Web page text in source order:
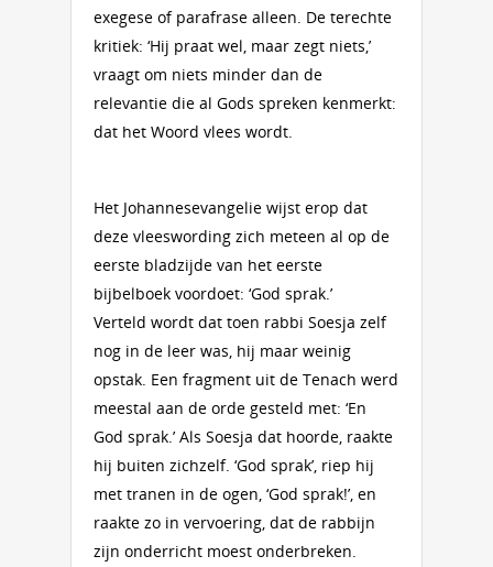
exegese of parafrase alleen. De terechte
kritiek: ‘Hij praat wel, maar zegt niets,’
vraagt om niets minder dan de
relevantie die al Gods spreken kenmerkt:
dat het Woord vlees wordt.
Het Johannesevangelie wijst erop dat
deze vleeswording zich meteen al op de
eerste bladzijde van het eerste
bijbelboek voordoet: ‘God sprak.’
Verteld wordt dat toen rabbi Soesja zelf
nog in de leer was, hij maar weinig
opstak. Een fragment uit de Tenach werd
meestal aan de orde gesteld met: ‘En
God sprak.’ Als Soesja dat hoorde, raakte
hij buiten zichzelf. ‘God sprak’, riep hij
met tranen in de ogen, ‘God sprak!’, en
raakte zo in vervoering, dat de rabbijn
zijn onderricht moest onderbreken.